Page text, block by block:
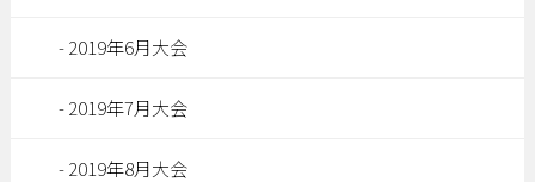
2019年6月大会
2019年7月大会
2019年8月大会